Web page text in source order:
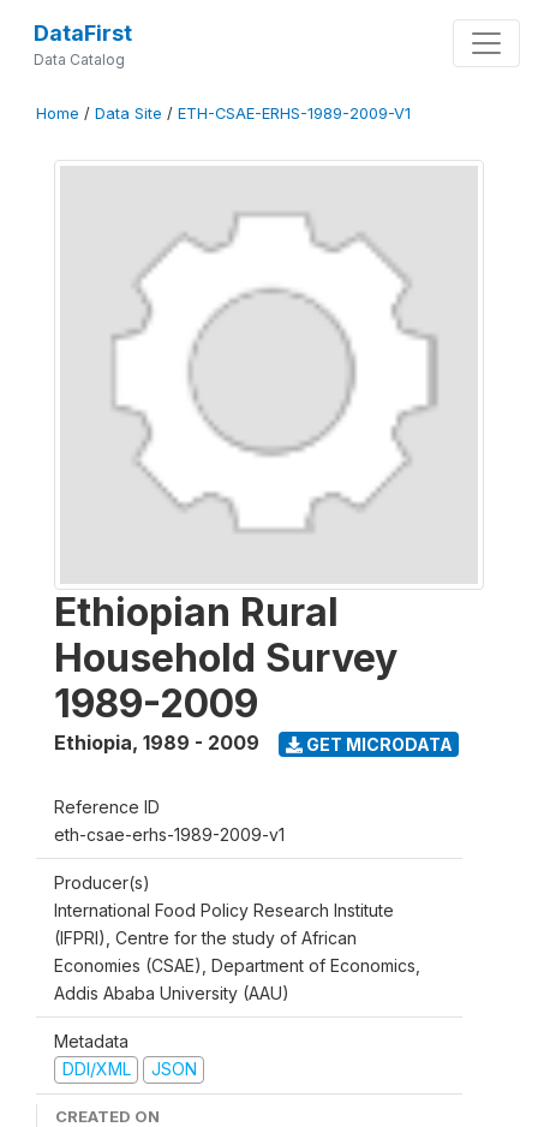
DataFirst
Data Catalog
Home / Data Site / ETH-CSAE-ERHS-1989-2009-V1
Ethiopian Rural
Household Survey
1989-2009
Ethiopia, 1989 - 2009 GET MICRODATA
Reference ID
eth-csae-erhs-1989-2009-v1
Producer(s)
International Food Policy Research Institute
(IFPRI), Centre for the study of African
Economies (CSAE), Department of Economics,
Addis Ababa University (AAU)
Metadata
DDI/XML
JSON
CREATED ON